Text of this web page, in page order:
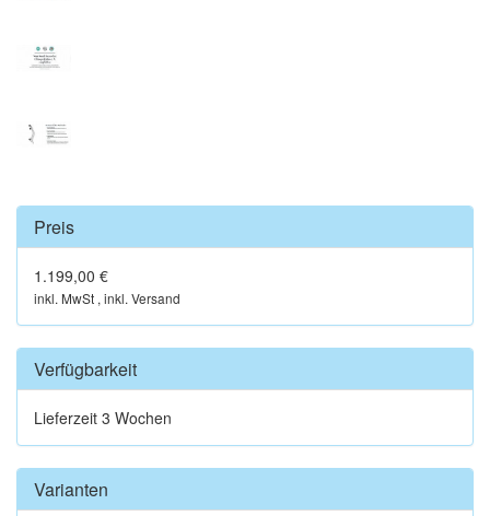
Preis
1.199,00 €
inkl. MwSt , inkl. Versand
Verfügbarkeit
Lieferzeit 3 Wochen
Varianten